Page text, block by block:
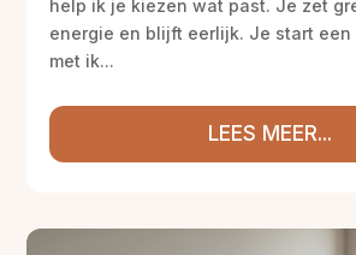
help ik je kiezen wat past. Je zet
energie en blijft eerlijk. Je start
met ik...
LEES MEER...